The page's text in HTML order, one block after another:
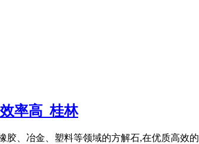
率高_桂林
、冶金、塑料等领域的方解石,在优质高效